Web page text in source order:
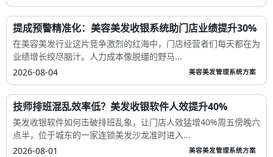
提成预警精准化：美容美发收银系统助门店业绩提升30%
在美容美发行业这片竞争激烈的红海中，门店经营者们每天都在为
业绩增长绞尽脑汁。人力成本像脱缰的野马...
2026-08-04
美容美发管理系统方案
技师排班混乱效率低？美发收银软件人效提升40%
美发收银软件如何击破排班乱象，让门店人效猛增40%周五傍晚六
点半，位于城东的一家连锁美发沙龙准时进入...
2026-08-01
美容美发管理系统方案